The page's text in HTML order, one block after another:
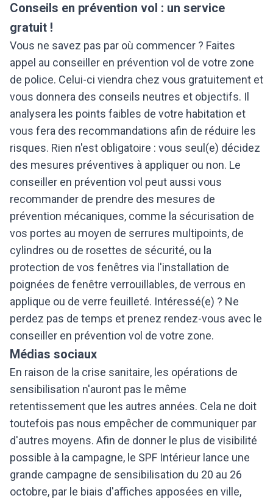
Conseils en prévention vol : un service
gratuit !
Vous ne savez pas par où commencer ? Faites
appel au conseiller en prévention vol de votre zone
de police. Celui-ci viendra chez vous gratuitement et
vous donnera des conseils neutres et objectifs. Il
analysera les points faibles de votre habitation et
vous fera des recommandations afin de réduire les
risques. Rien n'est obligatoire : vous seul(e) décidez
des mesures préventives à appliquer ou non. Le
conseiller en prévention vol peut aussi vous
recommander de prendre des mesures de
prévention mécaniques, comme la sécurisation de
vos portes au moyen de serrures multipoints, de
cylindres ou de rosettes de sécurité, ou la
protection de vos fenêtres via l'installation de
poignées de fenêtre verrouillables, de verrous en
applique ou de verre feuilleté. Intéressé(e) ? Ne
perdez pas de temps et prenez rendez-vous avec le
conseiller en prévention vol de votre zone.
Médias sociaux
En raison de la crise sanitaire, les opérations de
sensibilisation n'auront pas le même
retentissement que les autres années. Cela ne doit
toutefois pas nous empêcher de communiquer par
d'autres moyens. Afin de donner le plus de visibilité
possible à la campagne, le SPF Intérieur lance une
grande campagne de sensibilisation du 20 au 26
octobre, par le biais d'affiches apposées en ville,